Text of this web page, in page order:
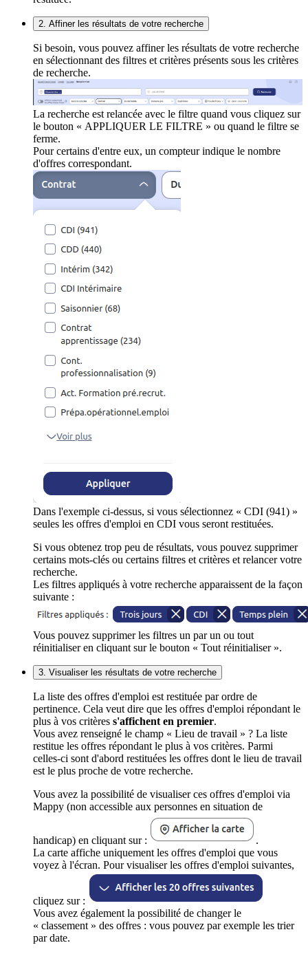
2. Affiner les résultats de votre recherche
Si besoin, vous pouvez affiner les résultats de votre recherche
en sélectionnant des filtres et critères présents sous les critères
de recherche.
La recherche est relancée avec le filtre quand vous cliquez sur
le bouton « APPLIQUER LE FILTRE » ou quand le filtre se
ferme.
Pour certains d'entre eux, un compteur indique le nombre
d'offres correspondant.
Dans l'exemple ci-dessus, si vous sélectionnez « CDI (941) »
seules les offres d'emploi en CDI vous seront restituées.
Si vous obtenez trop peu de résultats, vous pouvez supprimer
certains mots-clés ou certains filtres et critères et relancer votre
recherche.
Les filtres appliqués à votre recherche apparaissent de la façon
suivante :
Vous pouvez supprimer les filtres un par un ou tout
réinitialiser en cliquant sur le bouton « Tout réinitialiser ».
3. Visualiser les résultats de votre recherche
La liste des offres d'emploi est restituée par ordre de
pertinence. Cela veut dire que les offres d'emploi répondant le
plus à vos critères s'affichent en premier.
Vous avez renseigné le champ « Lieu de travail » ? La liste
restitue les offres répondant le plus à vos critères. Parmi
celles-ci sont d'abord restituées les offres dont le lieu de travail
est le plus proche de votre recherche.
Vous avez la possibilité de visualiser ces offres d'emploi via
Mappy (non accessible aux personnes en situation de
handicap) en cliquant sur :
.
La carte affiche uniquement les offres d'emploi que vous
voyez à l'écran. Pour visualiser les offres d'emploi suivantes,
cliquez sur :
Vous avez également la possibilité de changer le
« classement » des offres : vous pouvez par exemple les trier
par date.